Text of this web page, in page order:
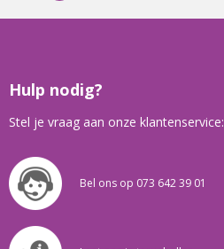
Hulp nodig?
Stel je vraag aan onze klantenservice:
Bel ons op 073 642 39 01